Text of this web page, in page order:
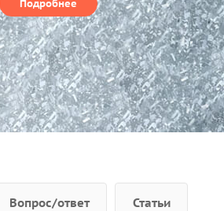
приводит к дистрессу во всех
включая профессиональные
социального функционирования и
общения.
Подробнее
Вопрос/ответ Статьи